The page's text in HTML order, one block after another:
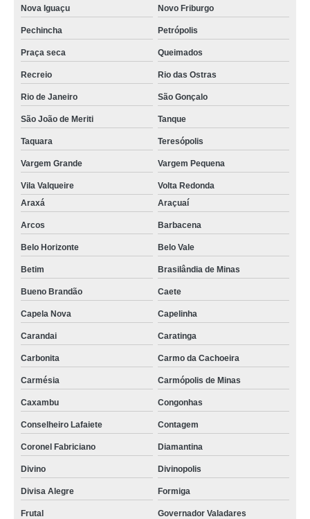
Nova Iguaçu Novo Friburgo
Pechincha Petrópolis
Praça seca Queimados
Recreio Rio das Ostras
Rio de Janeiro São Gonçalo
São João de Meriti Tanque
Taquara Teresópolis
Vargem Grande Vargem Pequena
Vila Valqueire
Volta Redonda
Araxá
Araçuaí
Arcos Barbacena
Belo Horizonte Belo Vale
Betim Brasilândia de Minas
Bueno Brandão Caete
Capela Nova Capelinha
Carandai Caratinga
Carbonita Carmo da Cachoeira
Carmésia Carmópolis de Minas
Caxambu Congonhas
Conselheiro Lafaiete Contagem
Coronel Fabriciano Diamantina
Divino Divinopolis
Divisa Alegre Formiga
Frutal Governador Valadares